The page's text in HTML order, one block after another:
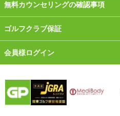
無料カウンセリングの確認事項
ゴルフクラブ保証
会員様ログイン